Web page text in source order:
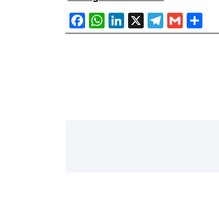
Facebook
WhatsApp
LinkedIn
X